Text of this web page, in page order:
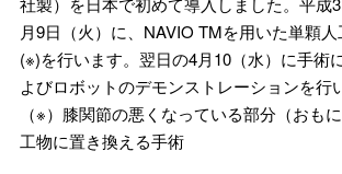
月9日（火）に、NAVIO TMを用いた単顆人
(※)を行います。翌日の4月10（水）に手術
よびロボットのデモンストレーションを行
（※）膝関節の悪くなっている部分（おも
工物に置き換える手術